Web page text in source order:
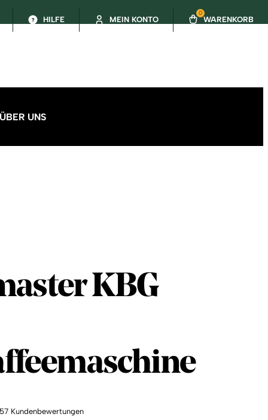
HILFE MEIN KONTO
0
WARENKORB
ÜBER UNS
KBG
Kundenbewertungen